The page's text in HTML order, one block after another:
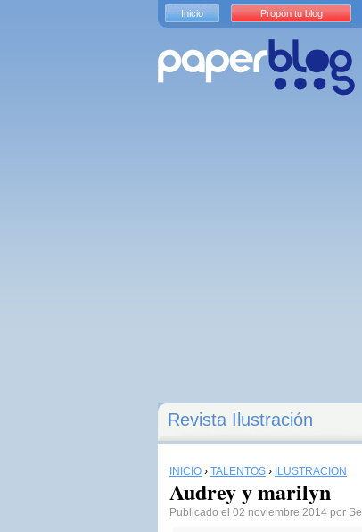
Revista Ilustración
INICIO › TALENTOS › ILUSTRACIÓN
Audrey y marilyn
Publicado el 02 noviembre 2014 por
Inicio Propón tu blog